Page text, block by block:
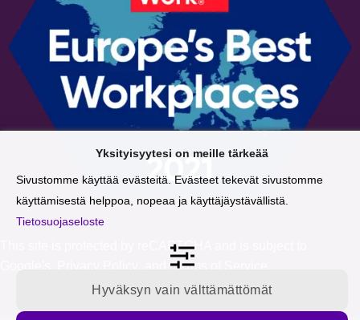
This site is protected by reCAPTCHA and is subject to
andTerms of Service
Yksityisyytesi on meille tärkeää
Sivustomme käyttää evästeitä. Evästeet tekevät sivustomme
käyttämisestä helppoa, nopeaa ja käyttäjäystävällistä.
Tietosuojaseloste
Hyväksyn vain välttämättömät